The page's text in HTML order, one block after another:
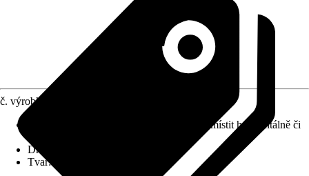
č. výrobku
Reversibilní (je možné umístit horizontálně či
Druh ochrany
Tvar: